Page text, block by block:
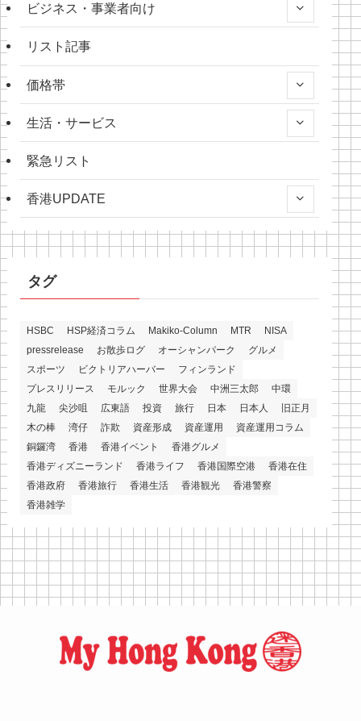
ビジネス・事業者向け
リスト記事
価格帯
生活・サービス
緊急リスト
香港UPDATE
タグ
HSBC HSP経済コラム Makiko-Column MTR
NISA
pressrelease
お散歩ログ オーシャンパーク
グルメ
スポーツ
ビクトリアハーバー
フィンランド
プレスリリース
モルック 世界大会 中洲三太郎
中環
九龍
尖沙咀 広東語 投資 旅行 日本 日本人
旧正月
木の棒
湾仔 詐欺 資産形成 資産運用
資産運用コラム
銅鑼湾
香港 香港イベント
香港グルメ
香港ディズニーランド
香港ライフ 香港国際空港
香港在住
香港政府
香港旅行 香港生活 香港観光
香港警察
香港雑学